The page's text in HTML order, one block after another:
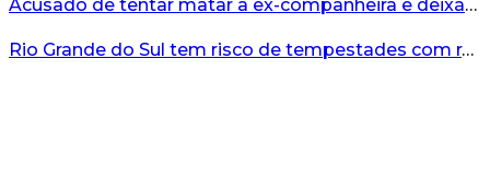
Acusado de tentar matar a ex-companheira e deixá-la paraplégica é condenado na Serra Gaúcha...
Rio Grande do Sul tem risco de tempestades com rajadas de ventos nos próximos dias...